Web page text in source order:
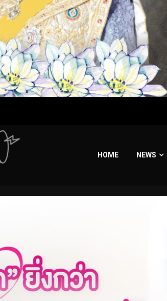
HOME NEWS